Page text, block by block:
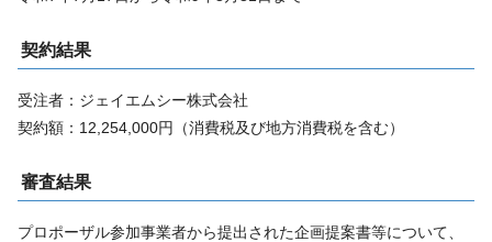
契約結果
受注者：ジェイエムシー株式会社
契約額：12,254,000円（消費税及び地方消費税を含む）
審査結果
プロポーザル参加事業者から提出された企画提案書等について、